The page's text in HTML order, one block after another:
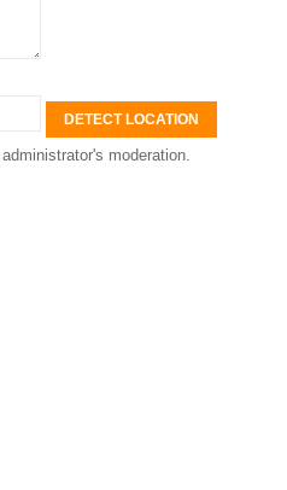
DETECT LOCATION
moderation.